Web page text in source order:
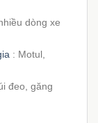
dòng xe
: Motul,
đeo, găng